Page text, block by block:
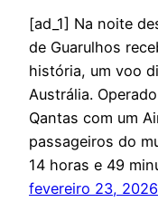
[ad_1] Na noite
de Guarulhos
história, um voo
Austrália.
Qantas com um
passageiros do
14 horas e 49
fevereiro 23, 2026